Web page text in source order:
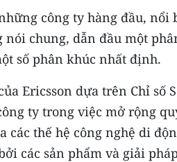
công ty hàng đầu,
chung, dẫn đầu một
số phân khúc nhất định.
Ericsson dựa trên Chỉ số
ty trong việc mở rộng
thế hệ công nghệ di
các sản phẩm và giải